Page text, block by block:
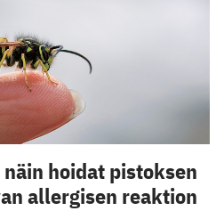
hoidat pistoksen
allergisen reaktion